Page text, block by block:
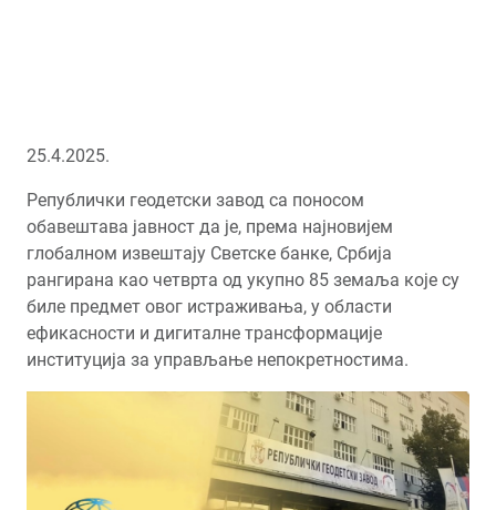
25.4.2025.
Републички геодетски завод са поносом
обавештава јавност да је, према најновијем
глобалном извештају Светске банке, Србија
рангирана као четврта од укупно 85 земаља које су
биле предмет овог истраживања, у области
ефикасности и дигиталне трансформације
институција за управљање непокретностима.